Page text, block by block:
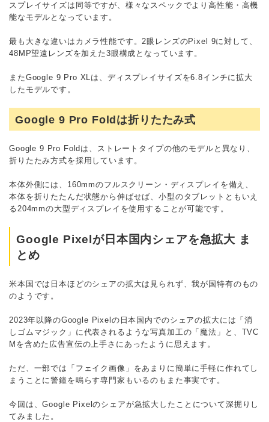
スプレイサイズは同等ですが、様々なスペックでより高性能・高機
能なモデルとなっています。
最も大きな違いはカメラ性能です。2眼レンズのPixel 9に対して、
48MP望遠レンズを加えた3眼構成となっています。
またGoogle 9 Pro XLは、ディスプレイサイズを6.8インチに拡大
したモデルです。
Google 9 Pro Foldは折りたたみ式
Google 9 Pro Foldは、ストレートタイプの他のモデルと異なり、
折りたたみ方式を採用しています。
本体外側には、160mmのフルスクリーン・ディスプレイを備え、
本体を折りたたんだ状態から伸ばせば、小型のタブレットともいえ
る204mmの大型ディスプレイを使用することが可能です。
Google Pixelが日本国内シェアを急拡大 ま
とめ
米本国では日本ほどのシェアの拡大は見られず、我が国特有のもの
のようです。
2023年以降のGoogle Pixelの日本国内でのシェアの拡大には「消
しゴムマジック」に代表されるような写真加工の「魔法」と、TVC
Mを含めた広告宣伝の上手さにあったように思えます。
ただ、一部では「フェイク画像」をあまりに簡単に手軽に作れてし
まうことに警鐘を鳴らす専門家もいるのもまた事実です。
今回は、Google Pixelのシェアが急拡大したことについて深掘りし
てみました。